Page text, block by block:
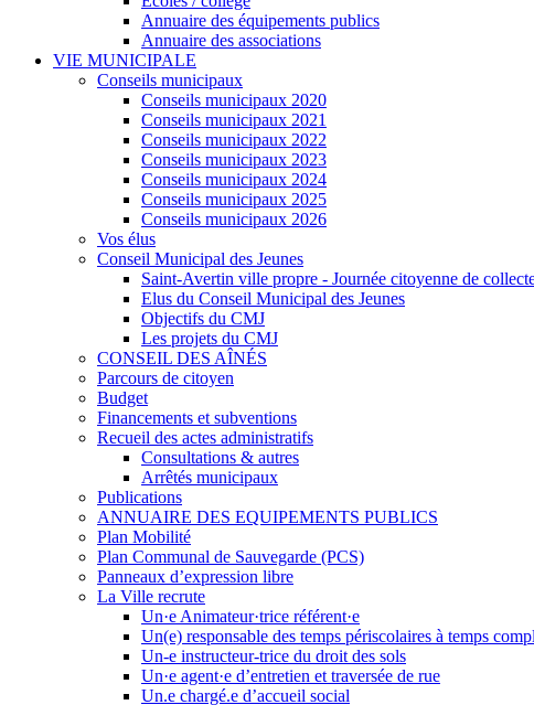
Annuaire des équipements publics
Annuaire des associations
VIE MUNICIPALE
Conseils municipaux
Conseils municipaux 2020
Conseils municipaux 2021
Conseils municipaux 2022
Conseils municipaux 2023
Conseils municipaux 2024
Conseils municipaux 2025
Conseils municipaux 2026
Vos élus
Conseil Municipal des Jeunes
Saint-Avertin ville propre - Journée citoyenne de
Elus du Conseil Municipal des Jeunes
Objectifs du CMJ
Les projets du CMJ
CONSEIL DES AÎNÉS
Parcours de citoyen
Budget
Financements et subventions
Recueil des actes administratifs
Consultations & autres
Arrêtés municipaux
Publications
ANNUAIRE DES EQUIPEMENTS PUBLICS
Plan Mobilité
Plan Communal de Sauvegarde (PCS)
Panneaux d’expression libre
La Ville recrute
Un·e Animateur·trice référent·e
Un(e) responsable des temps périscolaires à temps
Un-e instructeur-trice du droit des sols
Un·e agent·e d’entretien et traversée de rue
Un.e chargé.e d’accueil social